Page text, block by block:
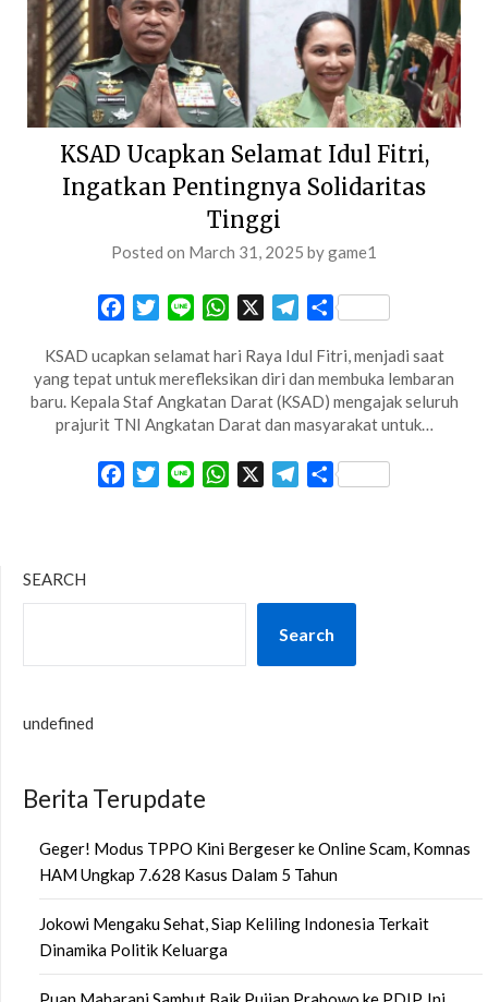
KSAD Ucapkan Selamat Idul Fitri,
Ingatkan Pentingnya Solidaritas
Tinggi
Posted on March 31, 2025 bygame1
FacebookTwitterLine WhatsApp Telegram
Share
KSAD ucapkan selamat hari Raya Idul Fitri, menjadi saat
yang tepat untuk merefleksikan diri dan membuka lembaran
baru. Kepala Staf Angkatan Darat (KSAD) mengajak seluruh
prajurit TNI Angkatan Darat dan masyarakat untuk…
FacebookTwitterLine WhatsApp Telegram
Share
SEARCH
Search
undefined
Berita Terupdate
Geger! Modus TPPO Kini Bergeser ke Online Scam, Komnas
HAM Ungkap 7.628 Kasus Dalam 5 Tahun
Jokowi Mengaku Sehat, Siap Keliling Indonesia Terkait
Dinamika Politik Keluarga